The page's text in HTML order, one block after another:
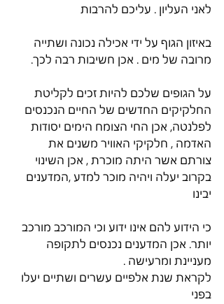
לאני העליון . עליכם להרבות
באיזון הגוף על ידי אכילה נכונה ושתייה
מרובה של מים . אכן חשיבות רבה לכך.
על הגופים שלכם להיות זכים לקליטת
החלקיקים החדשים של החיים הנכנסים
לפלנטה, אכן החי הצומח הימים יסודות
האדמה , חלקיקי האוויר משנים את
צורתם אשר היתה מוכרת , אכן השינוי
בקרוב יעלה ויהיה מוכר למדע ,המדענים
יבינו
כי הידוע להם אינו ידוע וכי המורכב מורכב
יותר. אכן המדענים נכנסים לתקופה
מעניינת ומרעישה .
לקראת שנת אלפיים עשרים ושתיים יעלו
בפני